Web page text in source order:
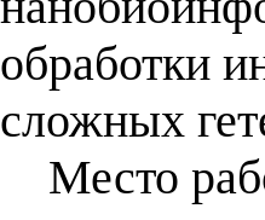
обработки
сложных
Место